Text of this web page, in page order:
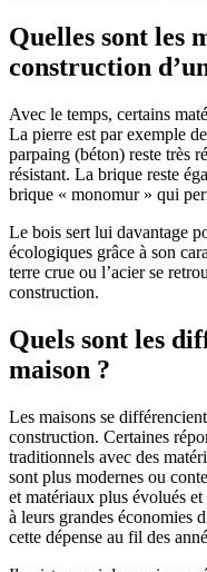
Quelles sont les
construction
Avec le temps, certains
La pierre est par exemple
parpaing (béton) reste très
résistant. La brique reste
brique « monomur » qui
Le bois sert lui davantage
écologiques grâce à son
terre crue ou l’acier se
construction.
Quels sont les
maison ?
Les maisons se
construction. Certaines
traditionnels avec des
sont plus modernes ou
et matériaux plus évolués
à leurs grandes économies
cette dépense au fil des